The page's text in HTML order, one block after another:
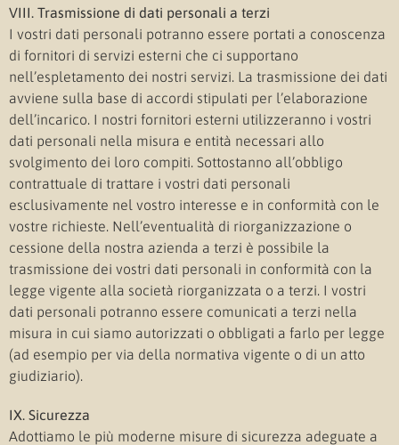
VIII. Trasmissione di dati personali a terzi
I vostri dati personali potranno essere portati a conoscenza
di fornitori di servizi esterni che ci supportano
nell’espletamento dei nostri servizi. La trasmissione dei dati
avviene sulla base di accordi stipulati per l’elaborazione
dell’incarico. I nostri fornitori esterni utilizzeranno i vostri
dati personali nella misura e entità necessari allo
svolgimento dei loro compiti. Sottostanno all’obbligo
contrattuale di trattare i vostri dati personali
esclusivamente nel vostro interesse e in conformità con le
vostre richieste. Nell’eventualità di riorganizzazione o
cessione della nostra azienda a terzi è possibile la
trasmissione dei vostri dati personali in conformità con la
legge vigente alla società riorganizzata o a terzi. I vostri
dati personali potranno essere comunicati a terzi nella
misura in cui siamo autorizzati o obbligati a farlo per legge
(ad esempio per via della normativa vigente o di un atto
giudiziario).
IX. Sicurezza
Adottiamo le più moderne misure di sicurezza adeguate a